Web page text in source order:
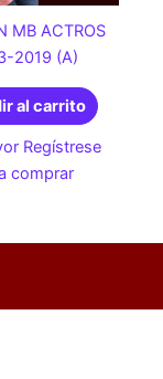
MB ACTROS
2019 (A)
al carrito
Regístrese
comprar